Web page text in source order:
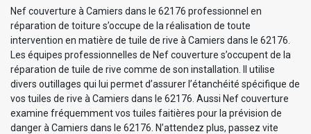
Nef couverture à Camiers dans le 62176 professionnel en
réparation de toiture s’occupe de la réalisation de toute
intervention en matière de tuile de rive à Camiers dans le 62176.
Les équipes professionnelles de Nef couverture s’occupent de la
réparation de tuile de rive comme de son installation. Il utilise
divers outillages qui lui permet d’assurer l’étanchéité spécifique de
vos tuiles de rive à Camiers dans le 62176. Aussi Nef couverture
examine fréquemment vos tuiles faitières pour la prévision de
danger à Camiers dans le 62176. N’attendez plus, passez vite